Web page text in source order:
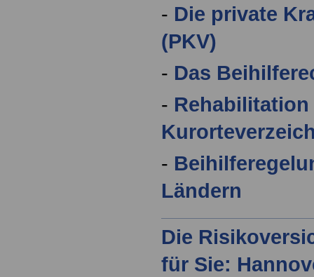
- Die private
(PKV)
- Das
-
-
Ländern
Die
für Sie: